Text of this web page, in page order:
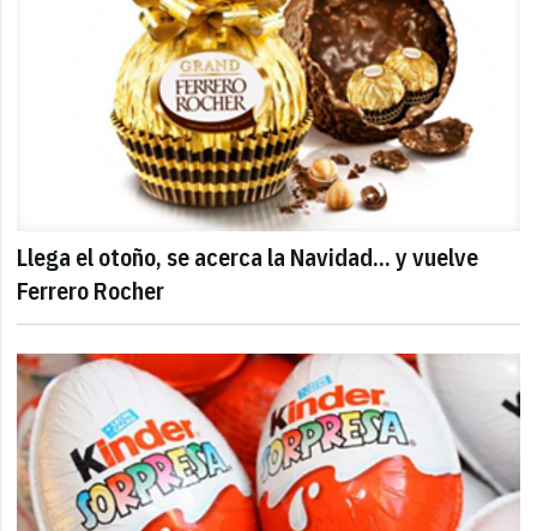
Llega el otoño, se acerca la Navidad... y vuelve
Ferrero Rocher